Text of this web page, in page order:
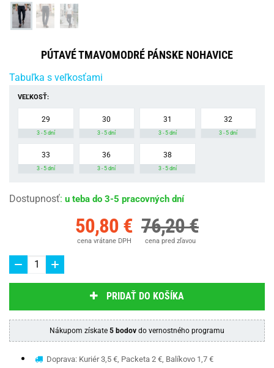
PÚTAVÉ TMAVOMODRÉ PÁNSKE NOHAVICE
Tabuľka s veľkosťami
VEĽKOSŤ:
29
3 - 5 dní
30
3 - 5 dní
31
3 - 5 dní
32
3 - 5 dní
33
3 - 5 dní
36
3 - 5 dní
38
3 - 5 dní
Dostupnosť: u teba do 3-5 pracovných dní
50,80 €
cena vrátane DPH
76,20 €
cena pred zľavou
PRIDAŤ DO KOŠÍKA
Nákupom získate 5 bodov do vernostného programu
Doprava: Kuriér 3,5 €, Packeta 2 €, Balíkovo 1,7 €